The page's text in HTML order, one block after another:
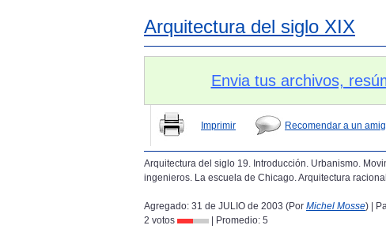
Arquitectura del siglo XIX
Envia tus archivos,
Imprimir Recomendar a un
Arquitectura del siglo 19. Introducción. Urbanismo.
ingenieros. La escuela de Chicago. Arquitectura
Agregado: 31 de JULIO de 2003 (Por Michel Mosse) |
2 votos
| Promedio: 5